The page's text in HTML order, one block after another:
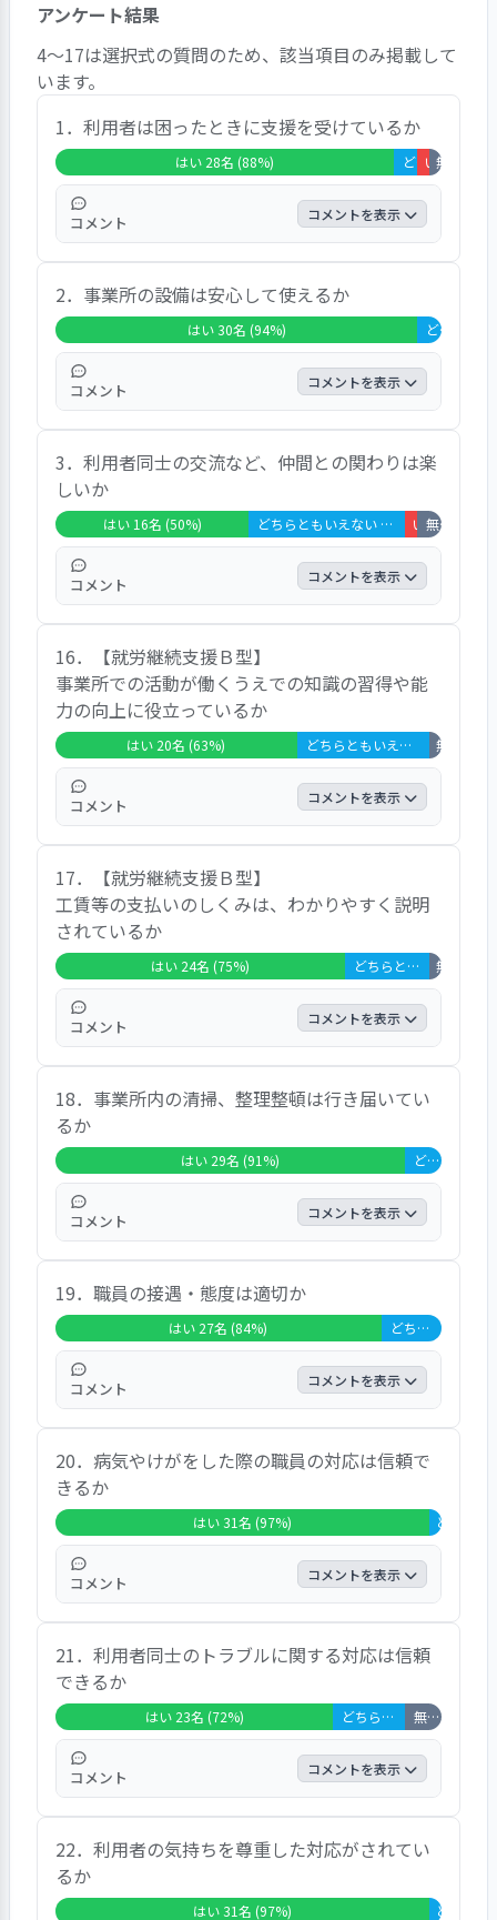
事業所に対する総合的な感想では、「大変満足」
が11名、「満足」が15名、両者を合わせると有効
回答数の8割以上を占める結果となっている。以
下、「どちらともいえない」が3名、「不満」が2
名、「大変不満」がゼロであった。
自由意見では、「親切」、「信頼できる」、「よ
く話を聞いてくれる」という内容のコメントが複
数挙げられていた。その他、個別性の高いコメン
トも複数あった。
アンケート結果
4～17は選択式の質問のため、該当項目のみ掲載して
います。
1．利用者は困ったときに支援を受けているか
はい 28名 (88%) どちらともいえない 2名 (6%)いいえ 1名
無回答・
コメント コメントを表示
９割弱の回答者が「はい」としている。「話
を聞いてくれる」という内容のコメントが複
数あった。
2．事業所の設備は安心して使えるか
はい 30名 (94%) どちらともいえない 2名 (6%)
コメント コメントを表示
９割強の回答者が「はい」としている。具体
的なコメントは挙げられていない。
3．利用者同士の交流など、仲間との関わりは楽
しいか
はい 16名 (50%) どちらともいえない 13名 (41%) いいえ 1名
無回答・非該当 2名 (6%)
コメント コメントを表示
５割の回答者が「はい」としている。「仲良
くしている」、「仲良くできない」等のコメ
ントがあった。
16．【就労継続支援Ｂ型】
事業所での活動が働くうえでの知識の習得や能
力の向上に役立っているか
はい 20名 (63%) どちらともいえない 11名 (34%) 無回答・
コメント コメントを表示
６割強の回答者が「はい」としている。「役
に立っている」という内容のコメントがあっ
た。
17．【就労継続支援Ｂ型】
工賃等の支払いのしくみは、わかりやすく説明
されているか
はい 24名 (75%) どちらともいえない 7名 (22%) 無回答・
コメント コメントを表示
７割強の回答者が「はい」としている。「説
明してくれる」という内容のコメントがあっ
た。
18．事業所内の清掃、整理整頓は行き届いてい
るか
はい 29名 (91%) どちらともいえない 3名 (9%)
コメント コメントを表示
９割強の回答者が「はい」としている。「き
れいになっている」という内容のコメントが
あった。
19．職員の接遇・態度は適切か
はい 27名 (84%) どちらともいえない 5名 (16%)
コメント コメントを表示
８割強の回答者が「はい」としている。「優
しい」という内容のコメントなどがあった。
20．病気やけがをした際の職員の対応は信頼で
きるか
はい 31名 (97%) どちらと
コメント コメントを表示
１名を除く回答者全員が「はい」としてい
る。「対応は良い」という内容のコメントが
あった。
21．利用者同士のトラブルに関する対応は信頼
できるか
はい 23名 (72%) どちらともいえない 6名 (19%) 無回答・非該当 3名 (9%)
コメント コメントを表示
７割強の回答者が「はい」としている。「大
丈夫」というコメントがあった。
22．利用者の気持ちを尊重した対応がされてい
るか
はい 31名 (97%) どちらと